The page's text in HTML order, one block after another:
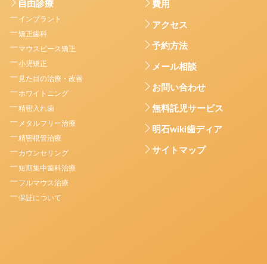
自由診療
インプラント
矯正歯科
マウスピース矯正
小児矯正
見た目の治療・改善
ホワイトニング
精密入れ歯
メタルフリー治療
精密根管治療
カウンセリング
短期集中歯科治療
フルマウス治療
保証について
費用
アクセス
予約方法
メール相談
お問い合わせ
無料託児サービス
明石wiki歯ディア
サイトマップ